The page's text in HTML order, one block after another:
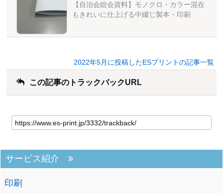
【自治会総会資料】モノクロ・カラー混在
もきれいに仕上げる中綴じ製本・印刷
2022年5月に投稿したESプリントの記事一覧
この記事のトラックバックURL
サービス紹介
印刷